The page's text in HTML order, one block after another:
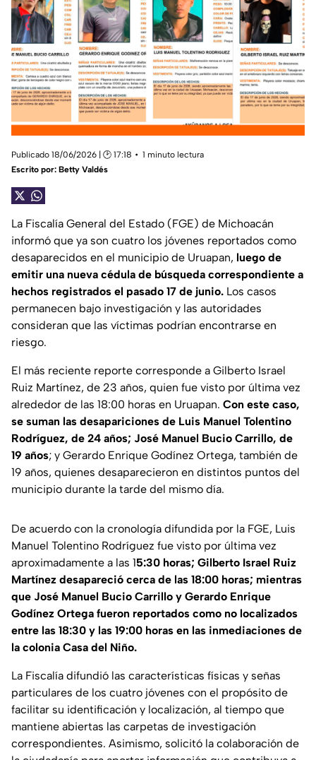
Publicado 18/06/2026 | 🕑 17:18
1 minuto lectura
Escrito por: Betty Valdés
La Fiscalía General del Estado (FGE) de Michoacán
informó que ya son cuatro los jóvenes reportados como
desaparecidos en el municipio de Uruapan, luego de
emitir una nueva cédula de búsqueda correspondiente a
hechos registrados el pasado 17 de junio. Los casos
permanecen bajo investigación y las autoridades
consideran que las víctimas podrían encontrarse en
riesgo.
El más reciente reporte corresponde a Gilberto Israel
Ruiz Martínez, de 23 años, quien fue visto por última vez
alrededor de las 18:00 horas en Uruapan. Con este caso,
se suman las desapariciones de Luis Manuel Tolentino
Rodríguez, de 24 años; José Manuel Bucio Carrillo, de
19 años; y Gerardo Enrique Godínez Ortega, también de
19 años, quienes desaparecieron en distintos puntos del
municipio durante la tarde del mismo día.
De acuerdo con la cronología difundida por la FGE, Luis
Manuel Tolentino Rodríguez fue visto por última vez
aproximadamente a las 15:30 horas; Gilberto Israel Ruiz
Martínez desapareció cerca de las 18:00 horas; mientras
que José Manuel Bucio Carrillo y Gerardo Enrique
Godínez Ortega fueron reportados como no localizados
entre las 18:30 y las 19:00 horas en las inmediaciones de
la colonia Casa del Niño.
La Fiscalía difundió las características físicas y señas
particulares de los cuatro jóvenes con el propósito de
facilitar su identificación y localización, al tiempo que
mantiene abiertas las carpetas de investigación
correspondientes. Asimismo, solicitó la colaboración de